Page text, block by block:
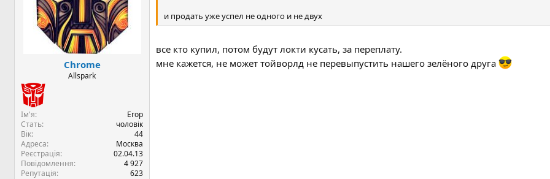
Chrome
Allspark
Ім'я
Егор
Стать
чоловік
Вік
44
Адреса
Москва
Реєстрація
02.04.13
Повідомлення
4 927
Репутація
623
и продать уже успел не одного и не двух
все кто купил, потом будут локти кусать, за переплату.
мне кажется, не может тойворлд не перевыпустить нашего зелёного друга